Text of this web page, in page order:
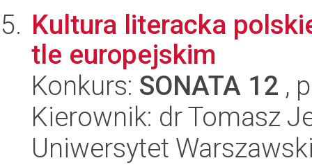
Kultura literacka
tle europejskim
Konkurs: SONATA 12 ,
Kierownik: dr Tomasz
Uniwersytet